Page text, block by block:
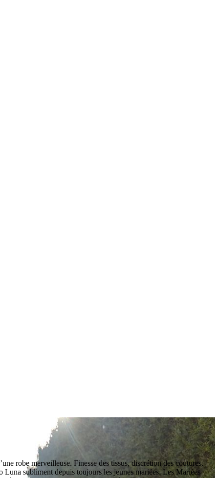
robe merveilleuse. Finesse des tissus, discrétion des coutures,
Luna subliment depuis toujours les jeunes mariées. Les Mariées